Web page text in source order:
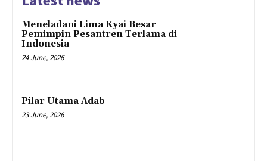
Meneladani Lima Kyai Besar
Pemimpin Pesantren Terlama di
Indonesia
24 June, 2026
Pilar Utama Adab
23 June, 2026